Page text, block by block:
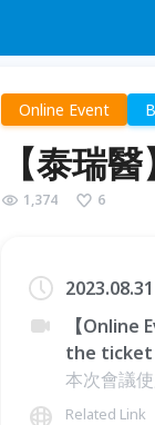
Online Event
【泰瑞
1,374 6
【
the ticket
本次會議
Related Link